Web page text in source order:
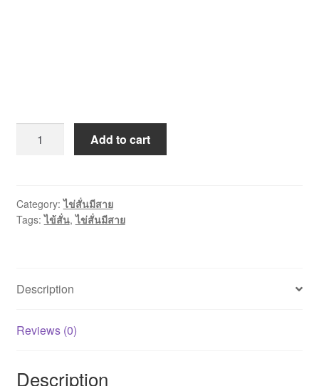
เดียว
quantity
Add to cart
Category:ไข่สั่นมีสาย
Tags:ไข้สั่น,ไข่สั่นมีสาย
Description
Reviews (0)
Description